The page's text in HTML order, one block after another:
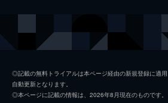
ごしていた。しかし、平穏な日常を切り
“番小者”のデラに導かれ、わけも分からぬ
ま東村の守り神でもあるツガイ「左右様」を
呼び起こしたユルは、契約により左右様を従
アサ
◎記載の無料トライアルは本ページ経由の新規登録に適
自動更新となります。
◎本ページに記載の情報は、2026年8月現在のものです。